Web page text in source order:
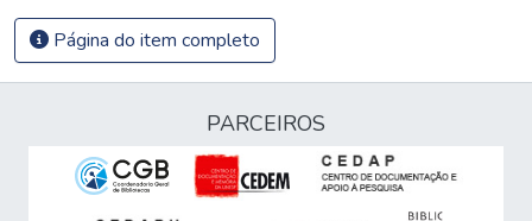
Página do item completo
PARCEIROS